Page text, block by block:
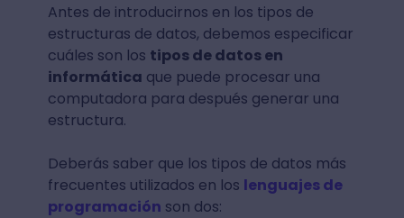
Antes de introducirnos en los tipos de
estructuras de datos, debemos especificar
cuáles son los tipos de datos en
informática que puede procesar una
computadora para después generar una
estructura.
Deberás saber que los tipos de datos más
frecuentes utilizados en los lenguajes de
programación son dos: